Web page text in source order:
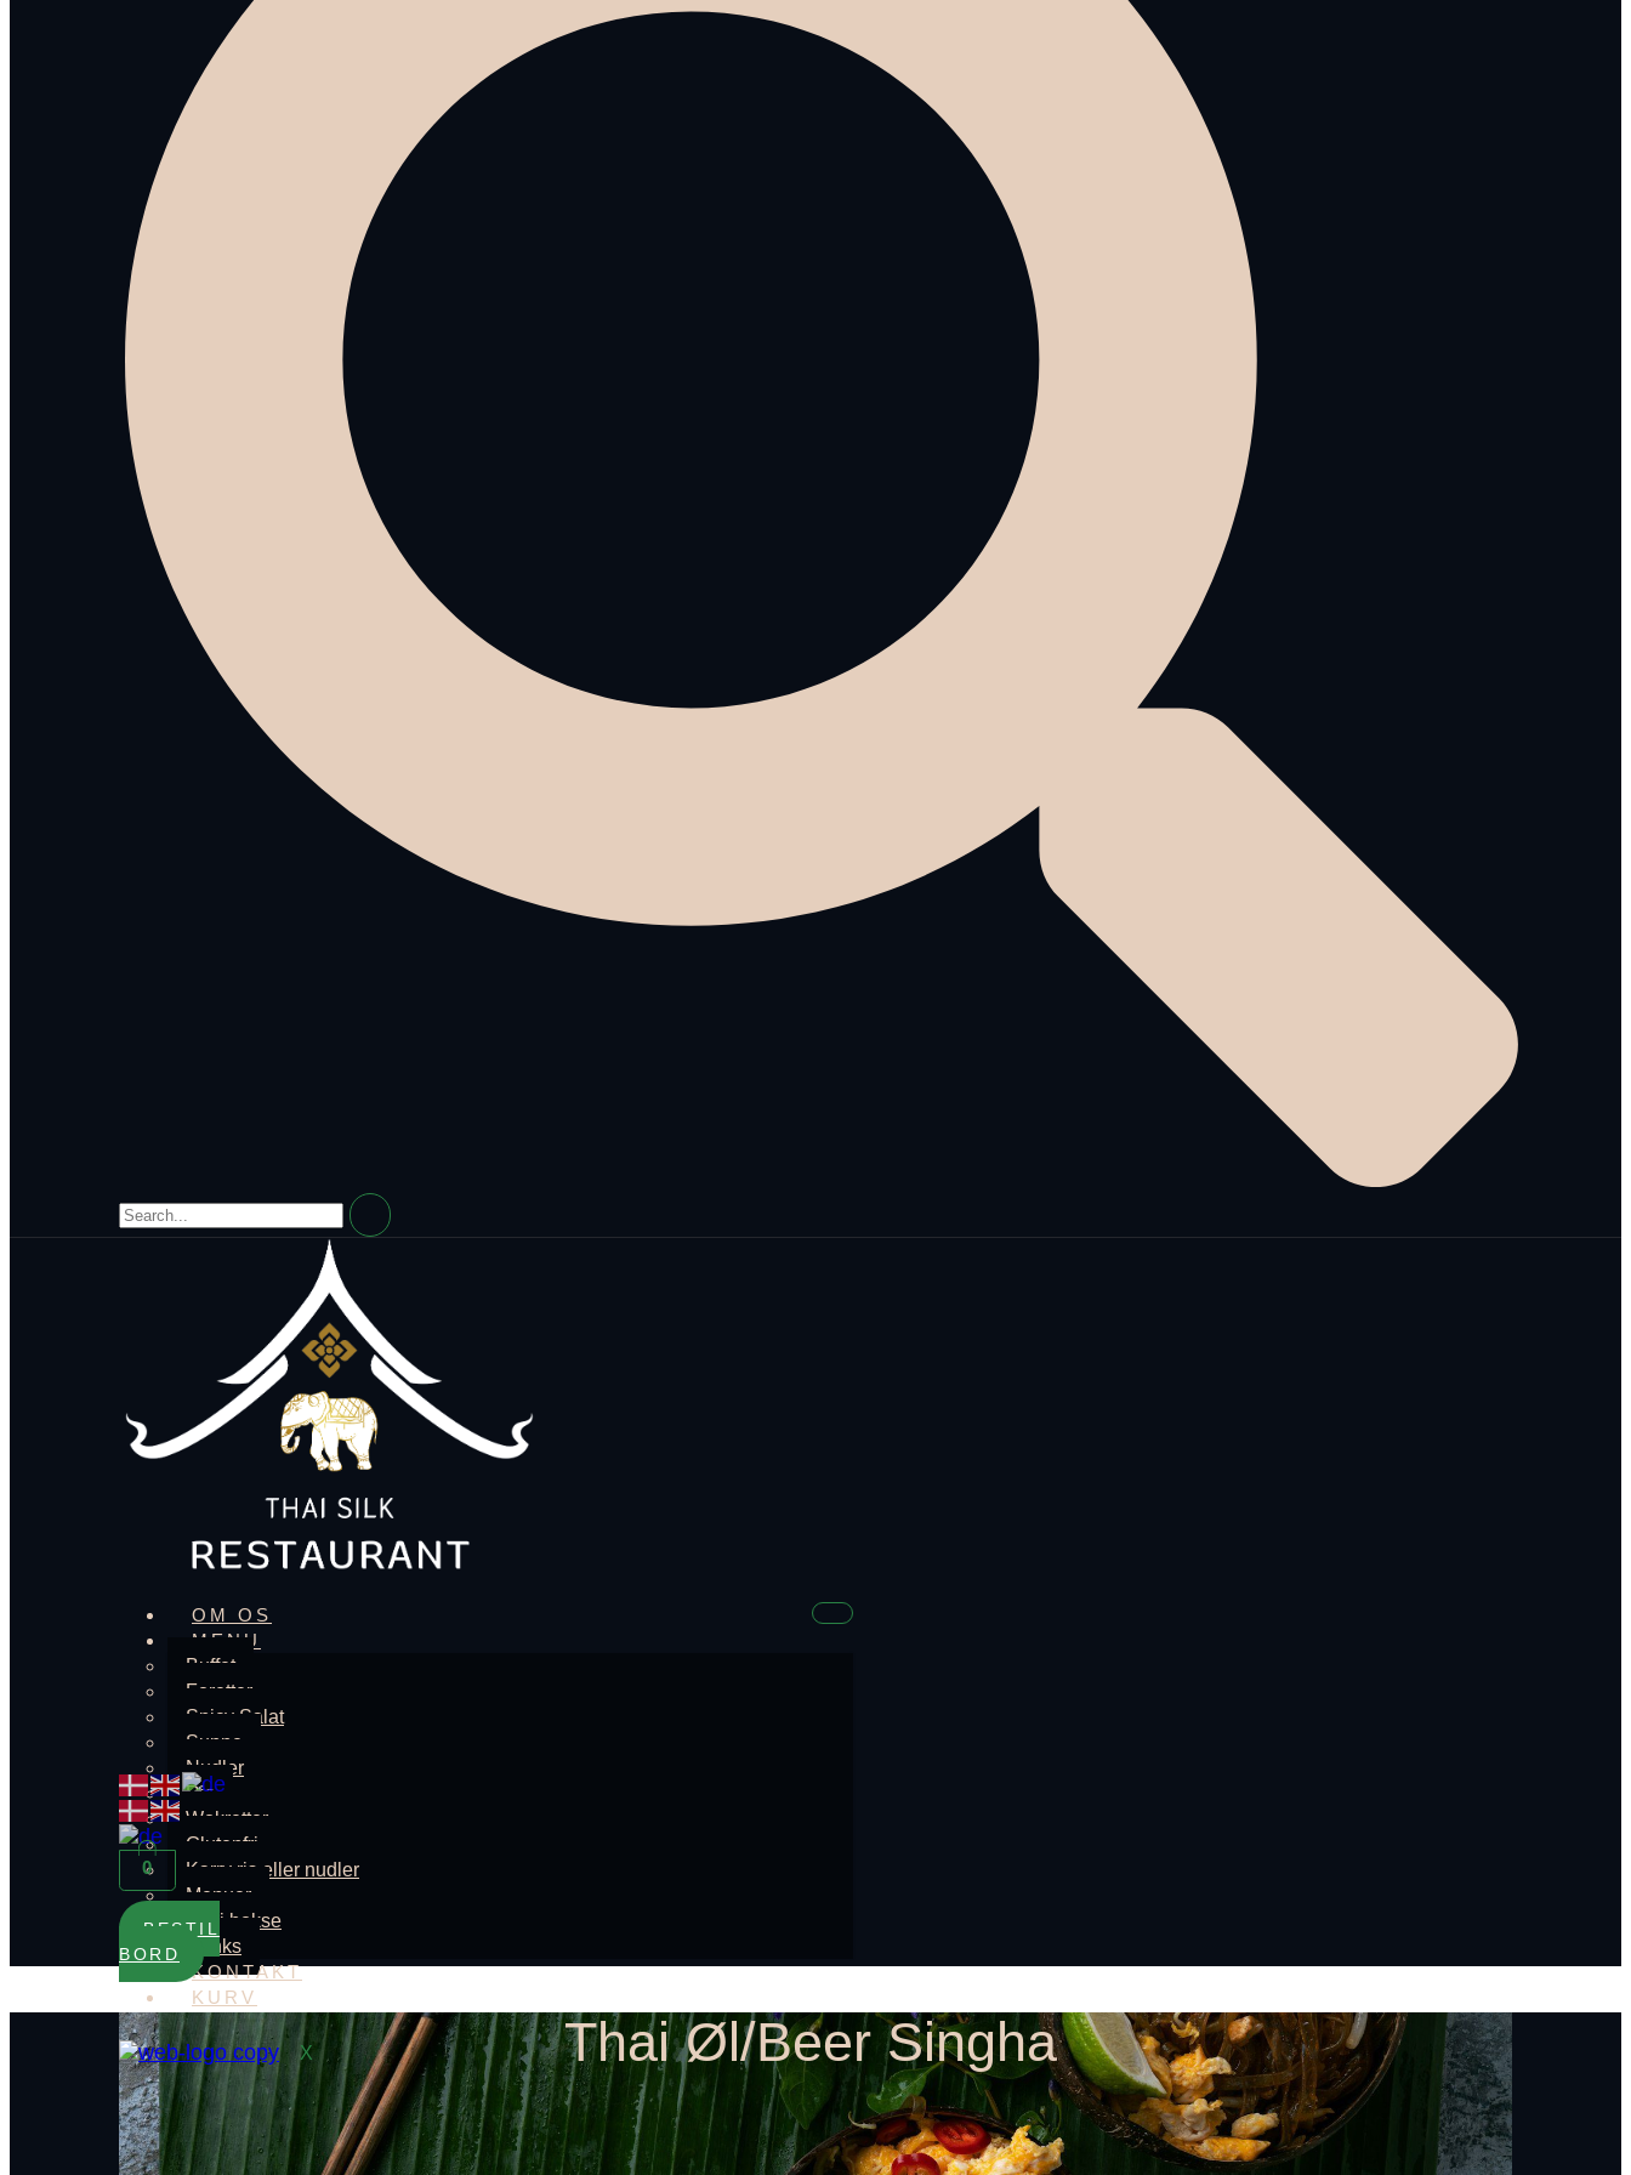
OM OS
MENU
Buffet
Foretter
Spicy Salat
Suppe
Nudler
Ris
Wokretter
Glutenfri
Karry ris eller nudler
Menuer
Thai bokse
Drinks
KONTAKT
KURV
X
0
BESTIL
BORD
Thai Øl/Beer Singha